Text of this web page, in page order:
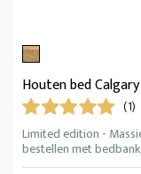
Houten bed Calgary
(1)
Limited edition -
bestellen met